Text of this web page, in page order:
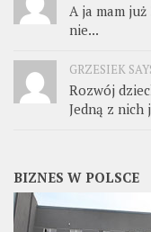
A ja mam
nie...
GRZESIEK
Rozwój
Jedną z nich
BIZNES W POLSCE